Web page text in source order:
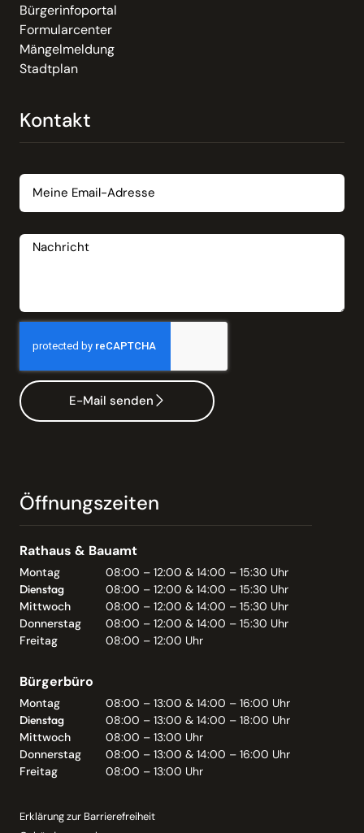
Bürgerinfoportal
Formularcenter
Mängelmeldung
Stadtplan
Kontakt
E-Mail senden
Öffnungszeiten
Rathaus & Bauamt
Montag
08:00 – 12:00 & 14:00 – 15:30 Uhr
Dienstag
08:00 – 12:00 & 14:00 – 15:30 Uhr
Mittwoch
08:00 – 12:00 & 14:00 – 15:30 Uhr
Donnerstag
08:00 – 12:00 & 14:00 – 15:30 Uhr
Freitag
08:00 – 12:00 Uhr
Bürgerbüro
Montag
08:00 – 13:00 & 14:00 – 16:00 Uhr
Dienstag
08:00 – 13:00 & 14:00 – 18:00 Uhr
Mittwoch
08:00 – 13:00 Uhr
Donnerstag
08:00 – 13:00 & 14:00 – 16:00 Uhr
Freitag
08:00 – 13:00 Uhr
Erklärung zur Barrierefreiheit